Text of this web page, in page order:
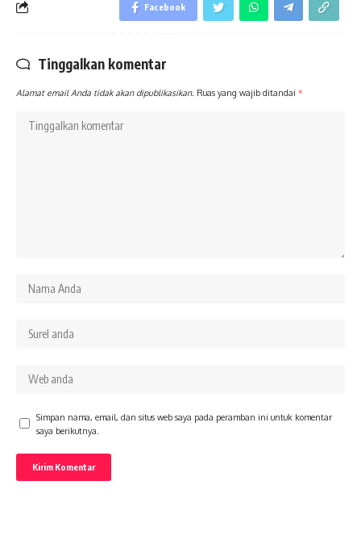
Facebook
Tinggalkan komentar
Alamat email Anda tidak akan dipublikasikan. Ruas yang wajib ditandai *
Simpan nama, email, dan situs web saya pada peramban ini untuk komentar
saya berikutnya.